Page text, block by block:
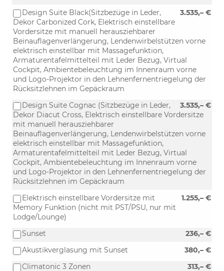
3.535,– €
Design Suite Black(Sitzbezüge in Leder,
Dekor Carbonized Cork, Elektrisch einstellbare
Vordersitze mit manuell herausziehbarer
Beinauflagenverlängerung, Lendenwirbelstützen vorne
elektrisch einstellbar mit Massagefunktion,
Armaturentafelmittelteil mit Leder Bezug, Virtual
Cockpit, Ambientebeleuchtung im Innenraum vorne
und Logo-Projektor in den Lehnenfernentriegelung der
Rücksitzlehnen im Gepäckraum
3.535,– €
Design Suite Cognac (Sitzbezüge in Leder,
Dekor Diacut Cross, Elektrisch einstellbare Vordersitze
mit manuell herausziehbarer
Beinauflagenverlängerung, Lendenwirbelstützen vorne
elektrisch einstellbar mit Massagefunktion,
Armaturentafelmittelteil mit Leder Bezug, Virtual
Cockpit, Ambientebeleuchtung im Innenraum vorne
und Logo-Projektor in den Lehnenfernentriegelung der
Rücksitzlehnen im Gepäckraum
1.255,– €
Elektrisch einstellbare Vordersitze mit
Memory Funktion (nicht mit PST/PSU, nur mit
Lodge/Lounge)
236,– €
Sunset
380,– €
Akustikverglasung mit Sunset
313,– €
Climatonic 3 Zonen